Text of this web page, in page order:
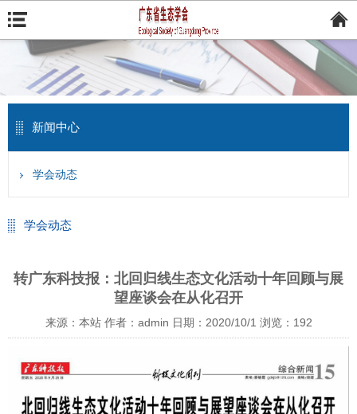
新闻中心
学会动态
学会动态
转广东科技报：北回归线生态文化活动十年回顾与展
望座谈会在从化召开
来源：本站 作者：admin 日期：2020/10/1 浏览： 192